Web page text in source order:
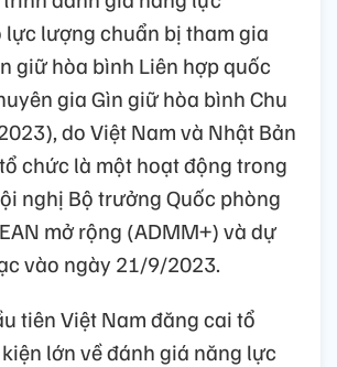
lực lượng chuẩn bị tham gia
giữ hòa bình Liên hợp quốc
gia Gìn giữ hòa bình Chu
do Việt Nam và Nhật Bản
chức là một hoạt động trong
nghị Bộ trưởng Quốc phòng
mở rộng (ADMM+) và dự
vào ngày 21/9/2023.
tiên Việt Nam đăng cai tổ
lớn về đánh giá năng lực